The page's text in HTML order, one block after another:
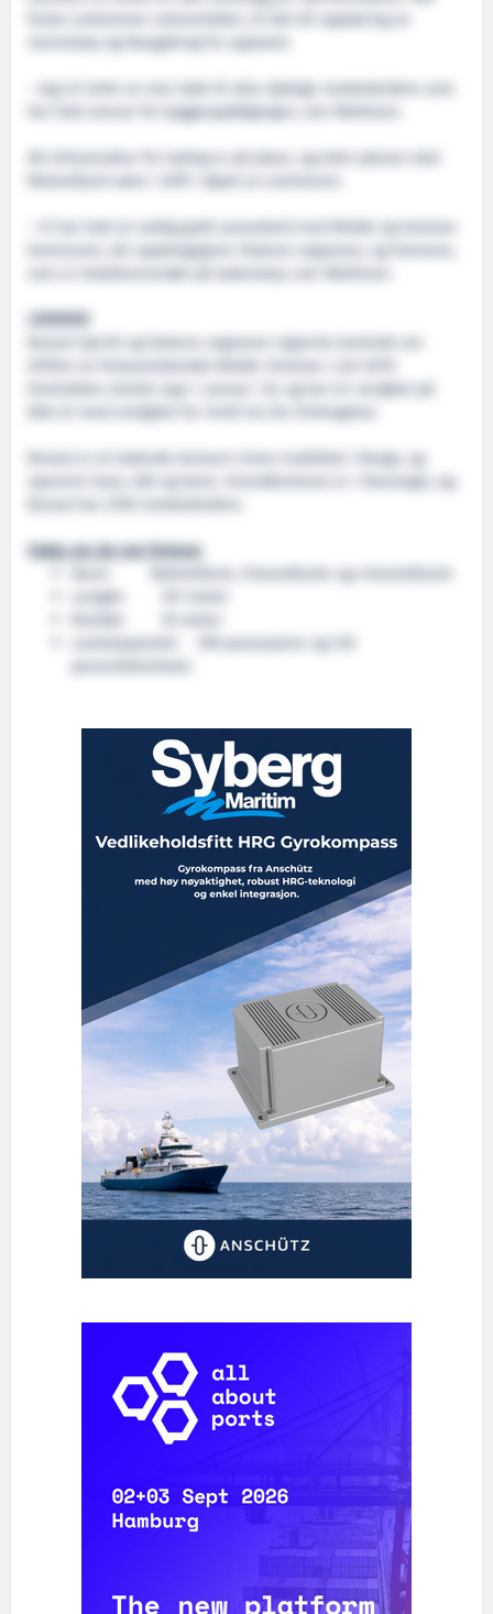
ferjen ankommer ruteområdet, vil det bli opplæring av
mannskap og klargjøring for oppstart.
– Jeg vil rette en stor takk til våre dyktige medarbeidere som
har hatt ansvar for byggeoppfølgingen, sier Mathisen.
All infrastruktur for lading er på plass, og etter planen skal
Malmefjord være i drift i løpet av sommeren.
– Vi har hatt et veldig godt samarbeid med Molde og Vestnes
kommuner, vår oppdragsgiver Statens vegvesen, og Siemens,
LEDENDE
Boreal Sjø AS og Statens vegvesen signerte kontrakt om
Kontrakten startet opp 1. januar i år, og har en varighet på
åtte år med mulighet for inntil tre års forlengelse.
Boreal er et ledende konsern innen mobilitet i Norge, og
opererer buss, båt og bane. Hovedkontoret er i Stavanger, og
Fakta om de nye ferjene:
Navn: Malmefjord, «Tomrefjord» og «Vestrefjord»
Lengde: 107 meter
Lastekapasitet: 399 passasjerer og 120